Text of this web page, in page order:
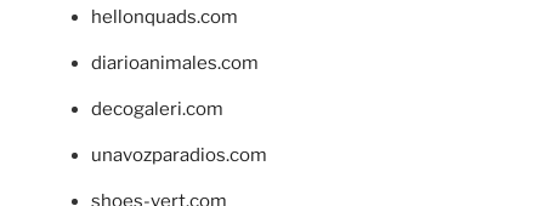
hellonquads.com
diarioanimales.com
decogaleri.com
unavozparadios.com
shoes-vert.com